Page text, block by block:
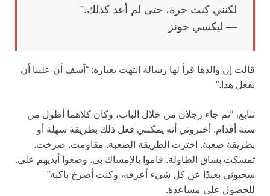
لكنني كنت حرة، حتى لم أعد كذلك.”
— ليكسي جونز
قالت إن والدها قرأ لها رسالة انتهت بعبارة: “آسف أن علينا أن
نفعل هذا.”
تتابع، “ثم جاء رجلان من خلال الباب، وكان كلاهما أطول من
ستة أقدام. أخبروني أنه يمكنني فعل ذلك بطريقة سهلة أو
بطريقة صعبة. اخترت الطريقة الصعبة. مقاومت. صرخت.
تمسكت بساق الطاولة. قاموا بالإمساك بي. وضعوا أيديهم علي.
سحبوني بعيدًا عن كل شيء أعرفه، وكنت أصرخ باكية”
للحصول على مساعدة.